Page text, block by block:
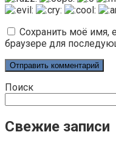
Сохранить моё имя,
браузере для
Поиск
Свежие записи